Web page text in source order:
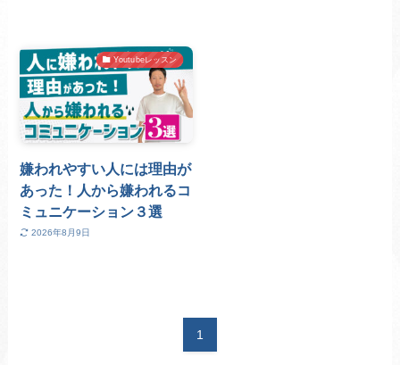
Youtubeレッスン
嫌われやすい人には理由が
あった！人から嫌われるコ
ミュニケーション３選
2026年8月9日
1